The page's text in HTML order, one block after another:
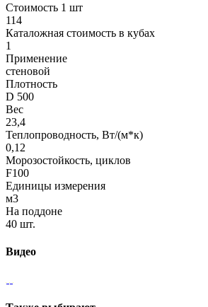
Стоимость 1 шт
114
Каталожная стоимость в кубах
1
Применение
стеновой
Плотность
D 500
Вес
23,4
Теплопроводность, Вт/(м*к)
0,12
Морозостойкость, циклов
F100
Единицы измерения
м3
На поддоне
40 шт.
Видео